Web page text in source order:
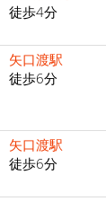
徒歩4分
矢口渡駅
徒歩6分
矢口渡駅
徒歩6分